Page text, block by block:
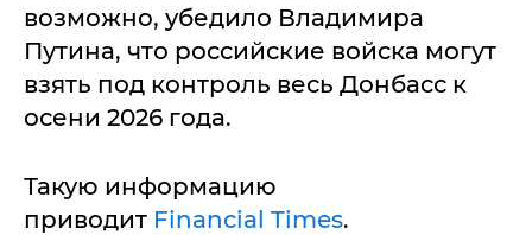
возможно, убедило Владимира
Путина, что российские войска могут
взять под контроль весь Донбасс к
осени 2026 года.
Такую информацию
приводит Financial Times.